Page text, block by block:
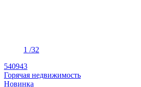
1 /32
540943
Горячая недвижимость
Новинка